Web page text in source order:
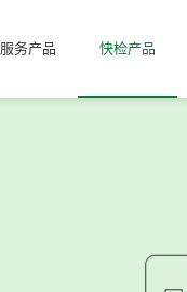
服务产品 快检产品